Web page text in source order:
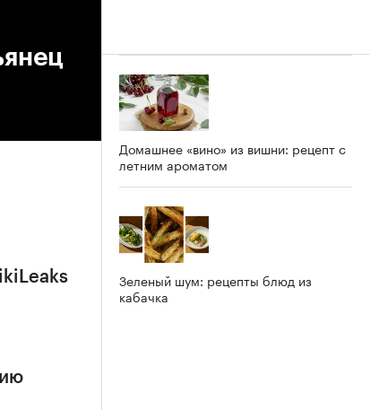
Домашнее «вино» из вишни: рецепт с
летним ароматом
Зеленый шум: рецепты блюд из
кабачка